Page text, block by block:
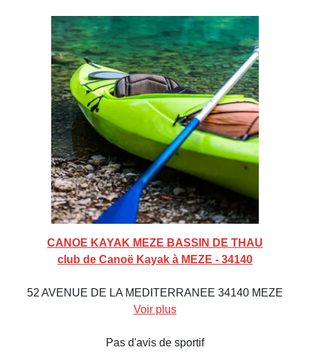
CANOE KAYAK MEZE BASSIN DE THAU
club de Canoë Kayak à MEZE - 34140
52 AVENUE DE LA MEDITERRANEE 34140 MEZE
Voir plus
Pas d'avis de sportif